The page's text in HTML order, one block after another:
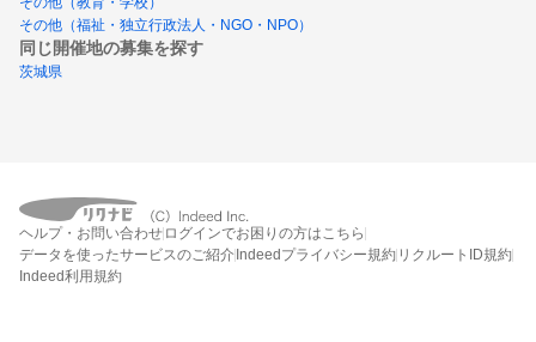
その他（福祉・独立行政法人・NGO・NPO）
同じ開催地の募集を探す
茨城県
エントリーするとプログラムの詳細案内を
受け取れるようになります
ヘルプ・お問い合わせ ログインでお困りの方はこちら
データを使ったサービスのご紹介 Indeedプライバシー規約 リクルートID規約
Indeed利用規約